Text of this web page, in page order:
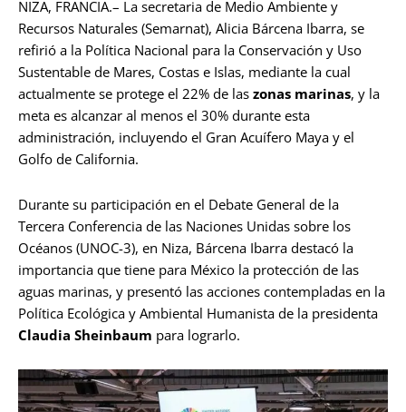
NIZA, FRANCIA.– La secretaria de Medio Ambiente y
Recursos Naturales (Semarnat), Alicia Bárcena Ibarra, se
refirió a la Política Nacional para la Conservación y Uso
Sustentable de Mares, Costas e Islas, mediante la cual
actualmente se protege el 22% de las zonas marinas, y la
meta es alcanzar al menos el 30% durante esta
administración, incluyendo el Gran Acuífero Maya y el
Golfo de California.
Durante su participación en el Debate General de la
Tercera Conferencia de las Naciones Unidas sobre los
Océanos (UNOC-3), en Niza, Bárcena Ibarra destacó la
importancia que tiene para México la protección de las
aguas marinas, y presentó las acciones contempladas en la
Política Ecológica y Ambiental Humanista de la presidenta
Claudia Sheinbaum para lograrlo.